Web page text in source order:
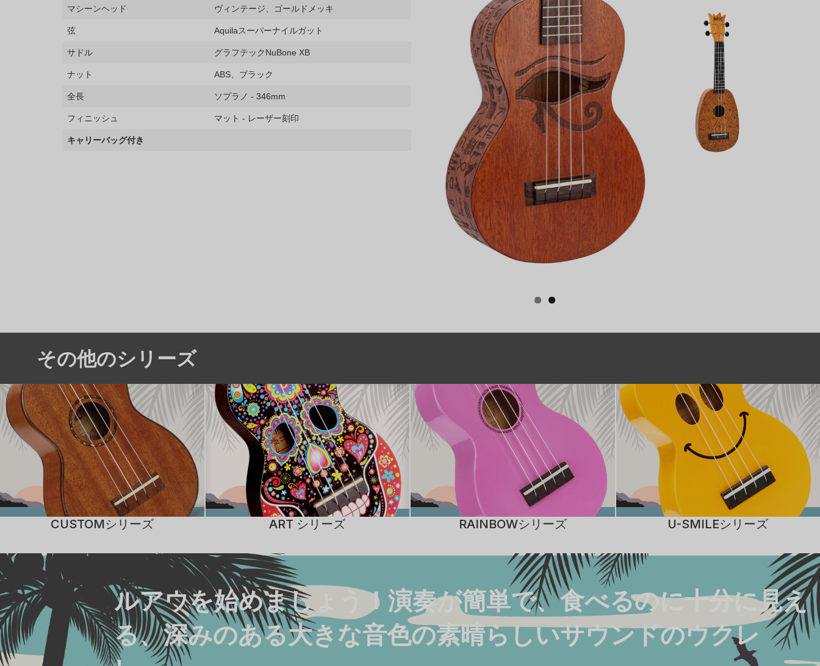
マシーンヘッド ヴィンテージ、ゴールドメッキ
弦 Aquilaスーパーナイルガット
サドル グラフテックNuBone XB
ナット ABS、ブラック
全長 ソプラノ - 346mm
フィニッシュ マット - レーザー刻印
キャリーバッグ付き
その他のシリーズ
CUSTOMシリーズ ART シリーズ RAINBOWシリーズ U-SMILEシリーズ
ルアウを始めましょう！演奏が簡単で、食べるのに十分に見え
る、深みのある大きな音色の素晴らしいサウンドのウクレ